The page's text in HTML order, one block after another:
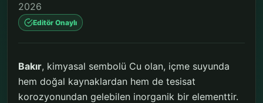
2026
Editör Onaylı
Bakır, kimyasal sembolü Cu olan, içme suyunda
hem doğal kaynaklardan hem de tesisat
korozyonundan gelebilen inorganik bir elementtir.